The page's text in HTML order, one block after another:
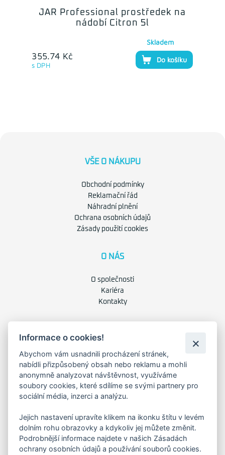
JAR Professional prostředek na
nádobí Citron 5l
355.74 Kč
s DPH
Skladem
Do košíku
VŠE O NÁKUPU
Obchodní podmínky
Reklamační řád
Náhradní plnění
Ochrana osobních údajů
Zásady použití cookies
O NÁS
O společnosti
Kariéra
Kontakty
Družstevní 1394/12
Praha 4 - Nusle, 140 00
IČO: 28404009
DIČ: CZ28404009
Lutopecny 159 (areál bývalého ZD)
Informace o cookies!
Abychom vám usnadnili procházení stránek,
nabídli přizpůsobený obsah nebo reklamu a mohli
anonymně analyzovat návštěvnost, využíváme
soubory cookies, které sdílíme se svými partnery pro
sociální média, inzerci a analýzu.
Jejich nastavení upravíte klikem na ikonku štítu v levém
dolním rohu obrazovky a kdykoliv jej můžete změnit.
Podrobnější informace najdete v našich Zásadách
ochrany osobních údajů a používání souborů cookies.